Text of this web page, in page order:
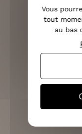
Vous
tout
au bas